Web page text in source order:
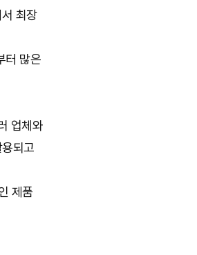
최장
터 많은
업체와
되고
제품